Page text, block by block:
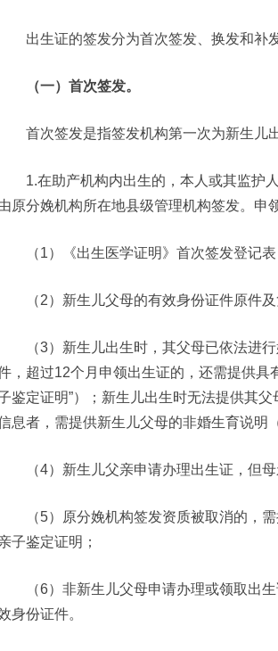
出生证的签发分为首次签发、换发和补
（一）首次签发。
首次签发是指签发机构第一次为新生儿
1.在助产机构内出生的，本人或其监护
原分娩机构所在地县级管理机构签发。申
（1）《出生医学证明》首次签发登记表
（2）新生儿父母的有效身份证件原件及
（3）新生儿出生时，其父母已依法进
，超过12个月申领出生证的，还需提供具
鉴定证明”）；新生儿出生时无法提供其
息者，需提供新生儿父母的非婚生育说明
（4）新生儿父亲申请办理出生证，但
（5）原分娩机构签发资质被取消的，
子鉴定证明；
（6）非新生儿父母申请办理或领取出
身份证件。